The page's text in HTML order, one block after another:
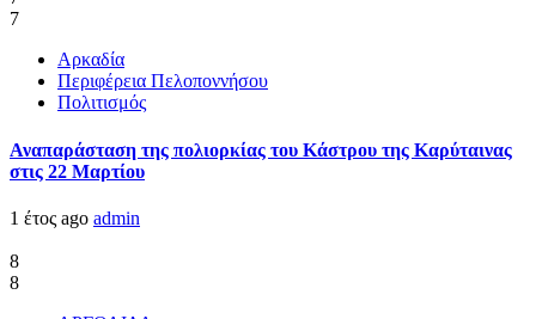
7
Αρκαδία
Περιφέρεια Πελοποννήσου
Πολιτισμός
Αναπαράσταση της πολιορκίας του Κάστρου της Καρύταινας
στις 22 Μαρτίου
1 έτος ago admin
8
8